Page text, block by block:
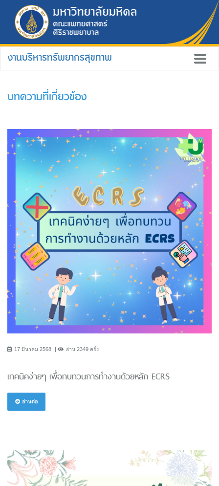
งานบริหารทรัพยากรสุขภาพ
บทความที่เกี่ยวข้อง
17 มีนาคม 2568 อ่าน 2349 ครั้ง
เทคนิคง่ายๆ เพื่อทบทวนการทำงานด้วยหลัก ECRS
อ่านต่อ